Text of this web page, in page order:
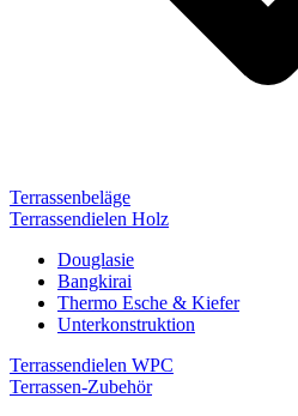
Terrassenbeläge
Terrassendielen Holz
Douglasie
Bangkirai
Thermo Esche & Kiefer
Unterkonstruktion
Terrassendielen WPC
Terrassen-Zubehör